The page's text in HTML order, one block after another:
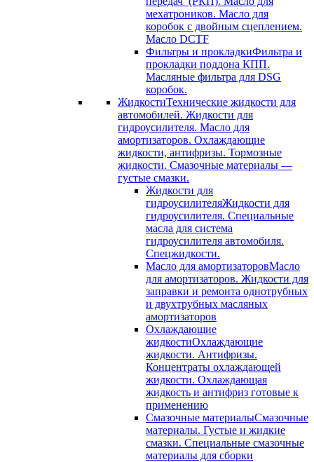
мехатроников. Масло для
коробок с двойным сцеплением.
Масло DCTF
Фильтры и прокладкиФильтра и
прокладки поддона КПП.
Масляные фильтра для DSG
коробок.
ЖидкостиТехнические жидкости для
автомобилей. Жидкости для
гидроусилителя. Масло для
амортизаторов. Охлаждающие
жидкости, антифризы. Тормозные
жидкости. Смазочные материалы —
густые смазки.
Жидкости для
гидроусилителяЖидкости для
гидроусилителя. Специальные
масла для система
гидроусилителя автомобиля.
Спецжидкости.
Масло для амортизаторовМасло
для амортизаторов. Жидкости для
заправки и ремонта однотрубных
и двухтрубных масляных
амортизаторов
Охлаждающие
жидкостиОхлаждающие
жидкости. Антифризы.
Концентраты охлаждающей
жидкости. Охлаждающая
жидкость и антифриз готовые к
применению
Смазочные материалыСмазочные
материалы. Густые и жидкие
смазки. Специальные смазочные
материалы для сборки